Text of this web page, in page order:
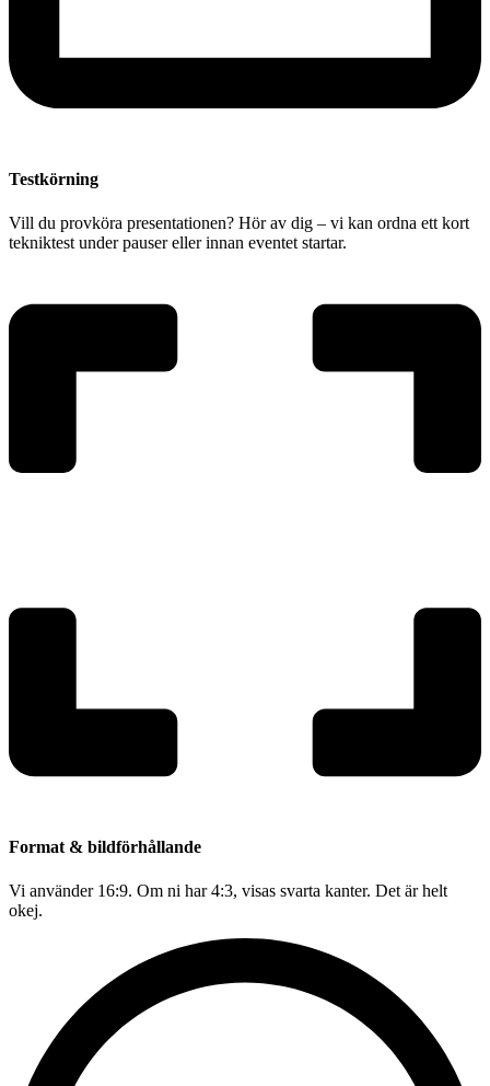
Testkörning
Vill du provköra presentationen? Hör av dig – vi kan ordna ett kort
tekniktest under pauser eller innan eventet startar.
Format & bildförhållande
Vi använder 16:9. Om ni har 4:3, visas svarta kanter. Det är helt
okej.